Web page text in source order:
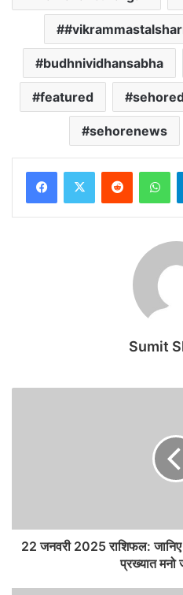
budhnividhansabha
featured
sehorenews
Sumit
22 जनवरी 2025 राशिफल:
प्रख्यात मनो